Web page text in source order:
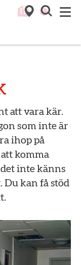
att vara kär.
som inte är
ihop på
komma
inte känns
Du kan få stöd